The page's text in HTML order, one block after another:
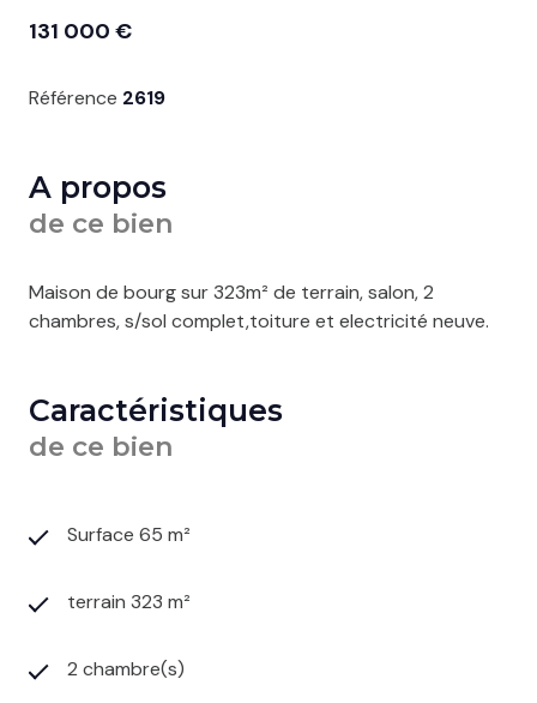
131 000 €
Référence 2619
A propos
de ce bien
Maison de bourg sur 323m² de terrain, salon, 2
chambres, s/sol complet,toiture et electricité neuve.
Caractéristiques
de ce bien
Surface 65 m²
terrain 323 m²
2 chambre(s)